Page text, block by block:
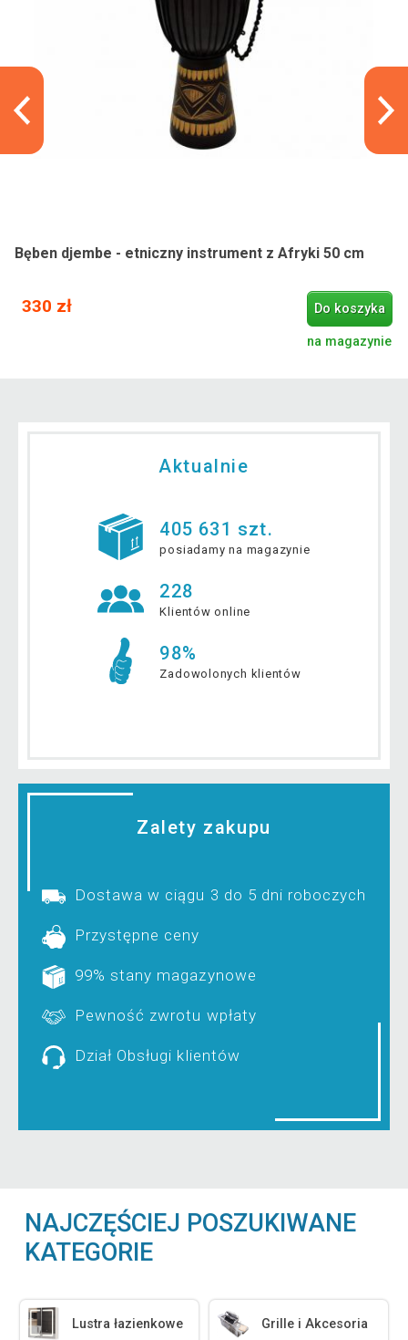
Bęben djembe - etniczny instrument z Afryki 50 cm
330 zł Do koszyka
na magazynie
Aktualnie
405 631 szt.
posiadamy na magazynie
228
Klientów online
98%
Zadowolonych klientów
Zalety zakupu
Dostawa w ciągu 3 do 5 dni roboczych
Przystępne ceny
99% stany magazynowe
Pewność zwrotu wpłaty
Dział Obsługi klientów
NAJCZĘŚCIEJ POSZUKIWANE
KATEGORIE
Lustra łazienkowe Grille i Akcesoria